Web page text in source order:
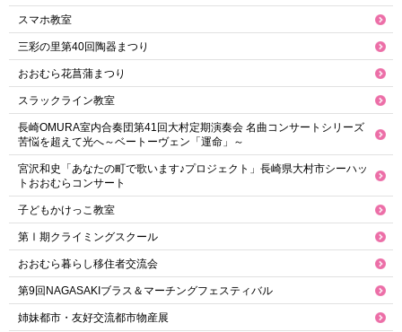
スマホ教室
三彩の里第40回陶器まつり
おおむら花菖蒲まつり
スラックライン教室
長崎OMURA室内合奏団第41回大村定期演奏会 名曲コンサートシリーズ
苦悩を超えて光へ～ベートーヴェン「運命」～
宮沢和史「あなたの町で歌います♪プロジェクト」長崎県大村市シーハッ
トおおむらコンサート
子どもかけっこ教室
第Ⅰ期クライミングスクール
おおむら暮らし移住者交流会
第9回NAGASAKIブラス＆マーチングフェスティバル
姉妹都市・友好交流都市物産展